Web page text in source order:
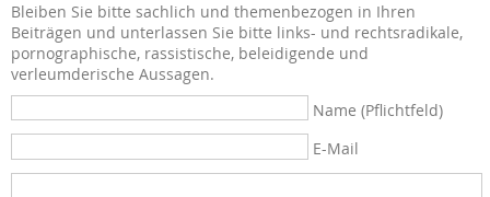
Bleiben Sie bitte sachlich und themenbezogen in Ihren
Beiträgen und unterlassen Sie bitte links- und rechtsradikale,
pornographische, rassistische, beleidigende und
verleumderische Aussagen.
Name (Pflichtfeld)
E-Mail